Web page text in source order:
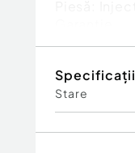
Specificații
Stare